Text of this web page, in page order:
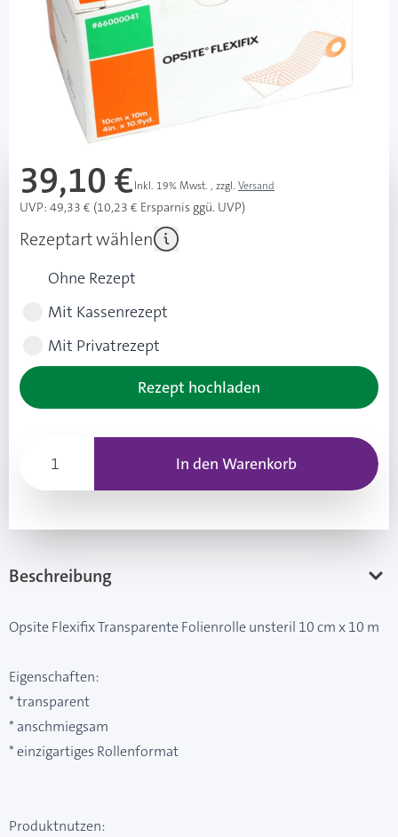
Besonderheiten
wasserdicht und atmungsaktiv
sehr flexibel und dehnbar
Mehr über das Produkt
39,10 €Inkl. 19% Mwst. , zzgl. Versand
UVP: 49,33 € (10,23 € Ersparnis ggü. UVP)
Rezeptart wählen
Ohne Rezept
Mit Kassenrezept
Mit Privatrezept
Rezept hochladen
In den Warenkorb
Beschreibung
Opsite Flexifix Transparente Folienrolle unsteril 10 cm x 10 m
Eigenschaften:
* transparent
* anschmiegsam
* einzigartiges Rollenformat
Produktnutzen: